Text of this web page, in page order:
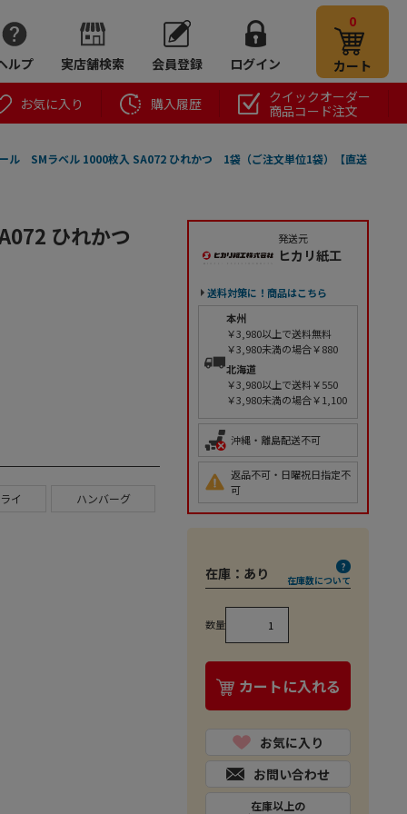
ルプ 実店舗検索 会員登録 ログイン
0
カート
お気に入り 購入履歴
クイックオーダー
商品コード注文
ル SMラベル 1000枚入 SA072 ひれかつ 1袋（ご注文単位1袋）【直送
ひれかつ
イ ハンバーグ
発送元
ヒカリ紙工
送料対策に！商品はこちら
本州
￥3,980以上で送料無料
￥3,980未満の場合￥880
北海道
￥3,980以上で送料￥550
￥3,980未満の場合￥1,100
沖縄・離島配送不可
返品不可・日曜祝日指定不
可
在庫： あり 在庫数について
数量
カートに入れる
お気に入り
お問い合わせ
在庫以上の